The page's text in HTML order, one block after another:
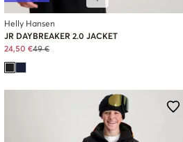
Helly Hansen
JR DAYBREAKER 2.0 JACKET
24,50 €49 €